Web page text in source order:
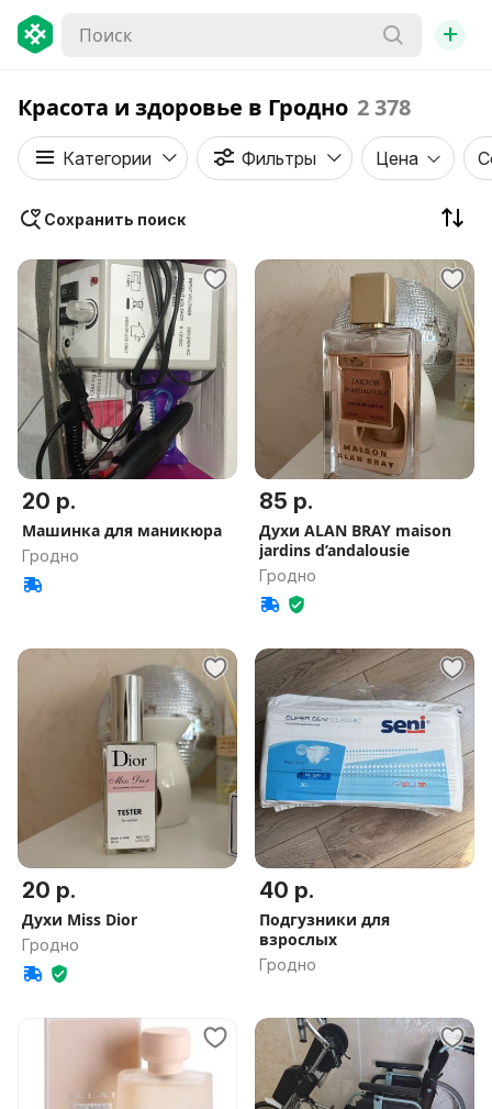
+
Красота и здоровье в Гродно 2 378
Категории Фильтры Цена
Сохранить поиск
20 р.
Машинка для маникюра
Гродно
85 р.
Духи ALAN BRAY maison
jardins d’andalousie
Гродно
20 р.
Духи Miss Dior
Гродно
40 р.
Подгузники для
взрослых
Гродно